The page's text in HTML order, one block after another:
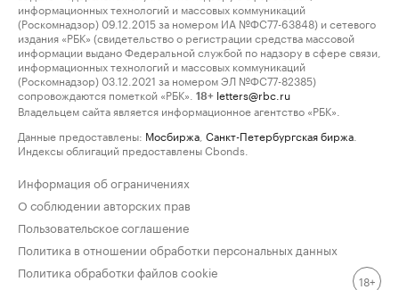
информационных технологий и массовых коммуникаций
(Роскомнадзор) 09.12.2015 за номером ИА №ФС77-63848) и сетевого
издания «РБК» (свидетельство о регистрации средства массовой
информации выдано Федеральной службой по надзору в сфере связи,
информационных технологий и массовых коммуникаций
(Роскомнадзор) 03.12.2021 за номером ЭЛ №ФС77-82385)
сопровождаются пометкой «РБК».
18+ letters@rbc.ru
Владельцем сайта является информационное агентство «РБК».
Данные предоставлены: Мосбиржа Санкт-Петербургская биржа
Индексы облигаций предоставлены Cbonds.
Информация об ограничениях
О соблюдении авторских прав
Пользовательское соглашение
Политика в отношении обработки персональных данных
Политика обработки файлов cookie
18+